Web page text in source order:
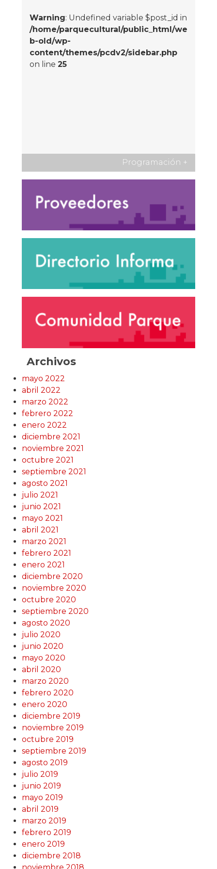
Warning: Undefined variable $post_id in
/home/parquecultural/public_html/we
b-old/wp-
content/themes/pcdv2/sidebar.php
on line 25
Programación +
Archivos
mayo 2022
abril 2022
marzo 2022
febrero 2022
enero 2022
diciembre 2021
noviembre 2021
octubre 2021
septiembre 2021
agosto 2021
julio 2021
junio 2021
mayo 2021
abril 2021
marzo 2021
febrero 2021
enero 2021
diciembre 2020
noviembre 2020
octubre 2020
septiembre 2020
agosto 2020
julio 2020
junio 2020
mayo 2020
abril 2020
marzo 2020
febrero 2020
enero 2020
diciembre 2019
noviembre 2019
octubre 2019
septiembre 2019
agosto 2019
julio 2019
junio 2019
mayo 2019
abril 2019
marzo 2019
febrero 2019
enero 2019
diciembre 2018